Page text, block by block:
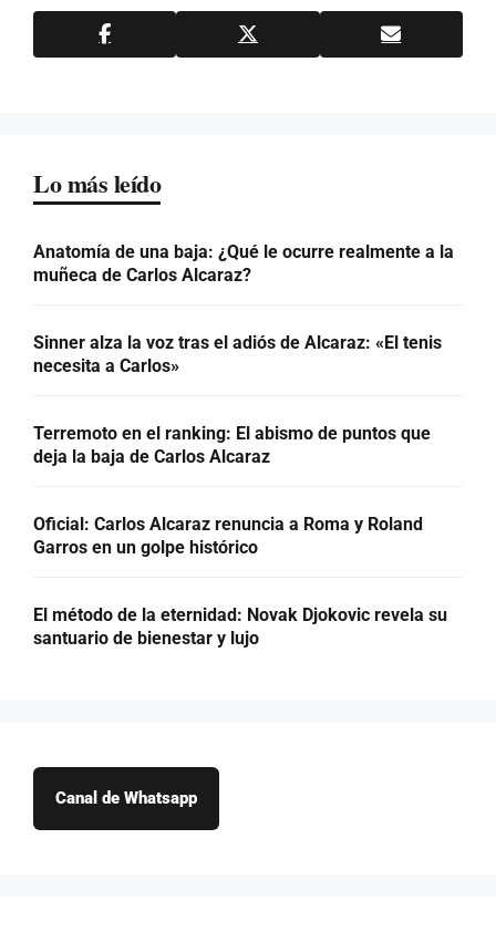
Lo más leído
Anatomía de una baja: ¿Qué le ocurre realmente a la
muñeca de Carlos Alcaraz?
Sinner alza la voz tras el adiós de Alcaraz: «El tenis
necesita a Carlos»
Terremoto en el ranking: El abismo de puntos que
deja la baja de Carlos Alcaraz
Oficial: Carlos Alcaraz renuncia a Roma y Roland
Garros en un golpe histórico
El método de la eternidad: Novak Djokovic revela su
santuario de bienestar y lujo
Canal de Whatsapp